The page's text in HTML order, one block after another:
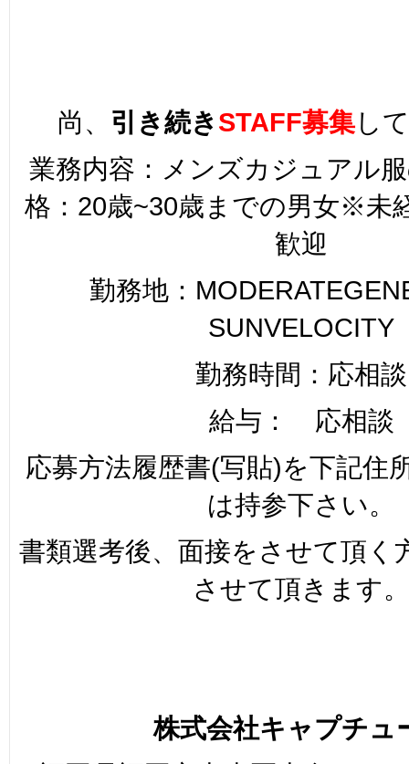
尚、 引き続きSTAFF募集し
業務内容：メンズカジュアル
格：20歳~30歳までの男女※未
歓迎
勤務地：
SUNVELOCITY
勤務時間：応相談
給与： 応相談
応募方法履歴書(写貼)を下記住
は持参下さい。
書類選考後、面接をさせて頂く
させて頂きます。
株式会社キャプチュ